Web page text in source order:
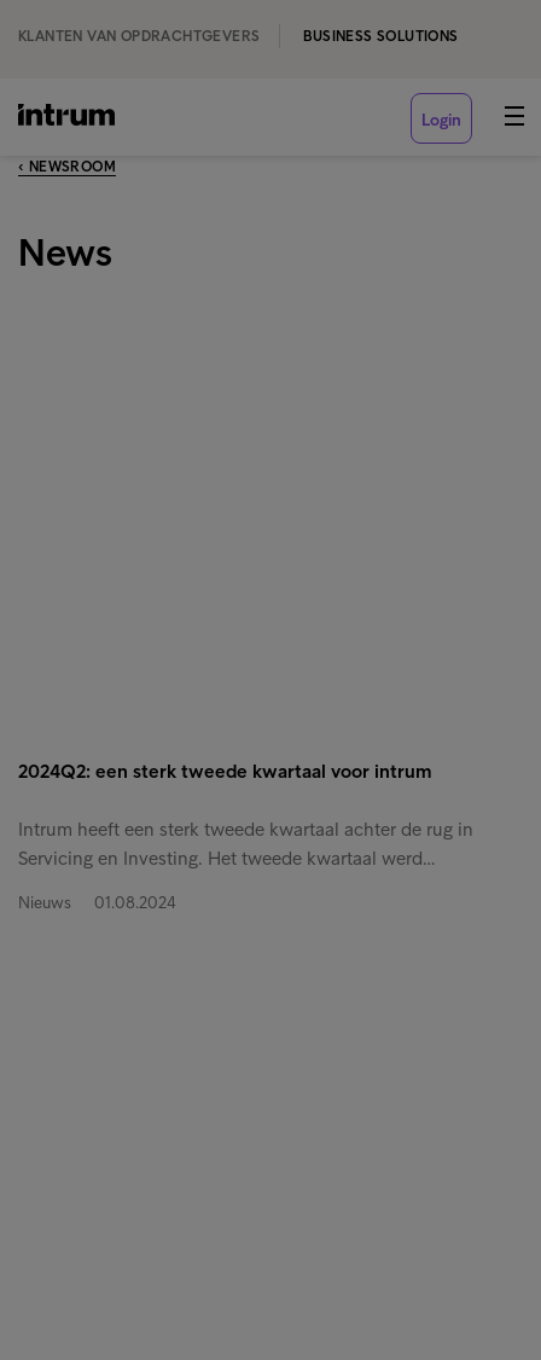
KLANTEN VAN OPDRACHTGEVERS BUSINESS SOLUTIONS
Login
‹ NEWSROOM
News
2024Q2: een sterk tweede kwartaal voor intrum
Intrum heeft een sterk tweede kwartaal achter de rug in
Servicing en Investing. Het tweede kwartaal werd…
Nieuws 01.08.2024